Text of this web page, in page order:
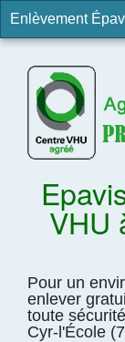
Enlèvement
VHU
Pour un
enlever
toute
Cyr-l'École